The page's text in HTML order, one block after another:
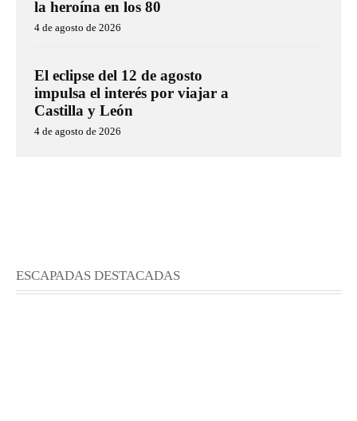
la heroína en los 80
4 de agosto de 2026
El eclipse del 12 de agosto
impulsa el interés por viajar a
Castilla y León
4 de agosto de 2026
ESCAPADAS DESTACADAS